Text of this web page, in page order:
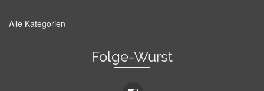
Alle Kategorien
Folge-Wurst